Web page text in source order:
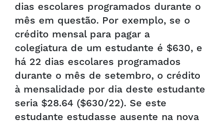
dias escolares programados durante o
mês em questão. Por exemplo, se o
crédito mensal para pagar a
colegiatura de um estudante é $630, e
há 22 dias escolares programados
durante o mês de setembro, o crédito
à mensalidade por dia deste estudante
seria $28.64 ($630/22). Se este
estudante estudasse ausente na nova